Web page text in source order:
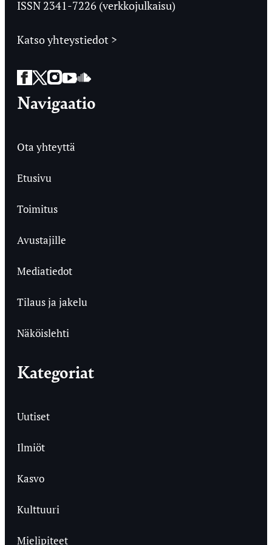
ISSN 2341-7226 (verkkojulkaisu)
Katso yhteystiedot >
Facebook
Twitter
Instagram
YouTube
SoundCloud
Navigaatio
Ota yhteyttä
Etusivu
Toimitus
Avustajille
Mediatiedot
Tilaus ja jakelu
Näköislehti
Kategoriat
Uutiset
Ilmiöt
Kasvo
Kulttuuri
Mielipiteet